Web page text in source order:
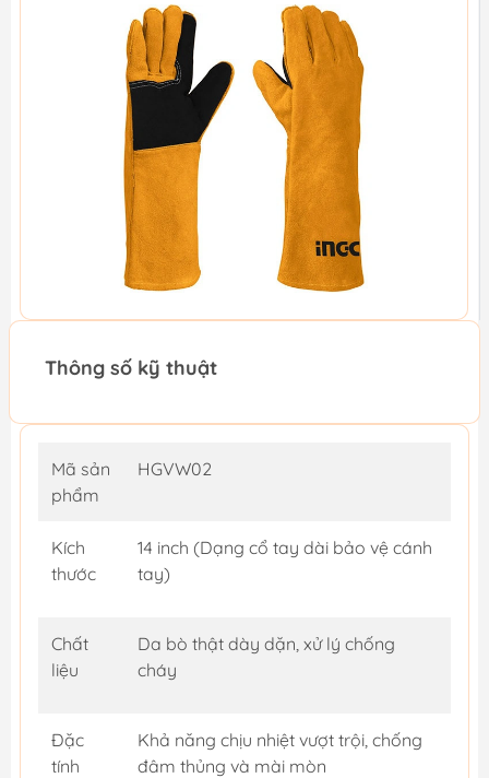
Thông số kỹ thuật
Mã sản
phẩm
HGVW02
Kích
thước
14 inch (Dạng cổ tay dài bảo vệ cánh
tay)
Chất
liệu
Da bò thật dày dặn, xử lý chống
cháy
Đặc
tính
Khả năng chịu nhiệt vượt trội, chống
đâm thủng và mài mòn